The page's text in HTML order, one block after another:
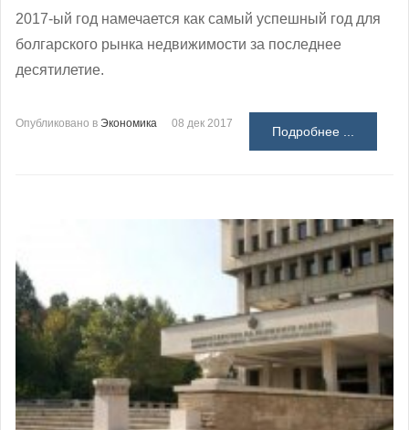
2017-ый год намечается как самый успешный год для
болгарского рынка недвижимости за последнее
десятилетие.
Опубликовано в Экономика 08 дек 2017
Подробнее ...